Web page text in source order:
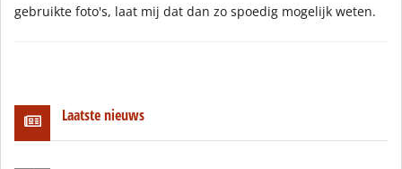
gebruikte foto's, laat mij dat dan zo spoedig mogelijk weten.
Laatste nieuws